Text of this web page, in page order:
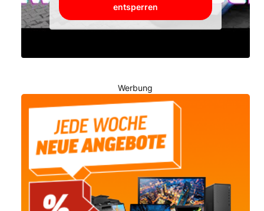
entsperren
Werbung